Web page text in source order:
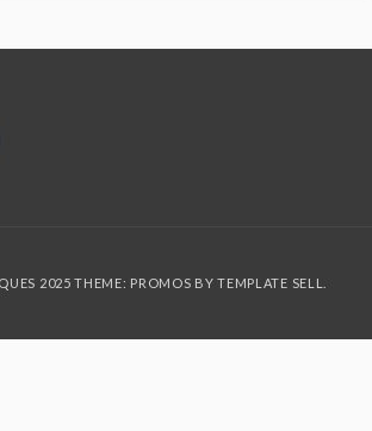
2025 THEME: PROMOS BYTEMPLATE SELL